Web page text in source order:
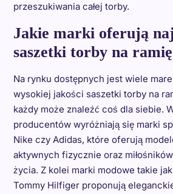
przeszukiwania całej torby.
Jakie marki oferują
saszetki torby na ramię
Na rynku dostępnych jest wiele
wysokiej jakości saszetki torby na
każdy może znaleźć coś dla siebie.
producentów wyróżniają się marki
Nike czy Adidas, które oferują
aktywnych fizycznie oraz
życia. Z kolei marki modowe takie
Tommy Hilfiger proponują